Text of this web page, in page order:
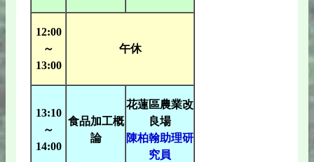
12:00
～
13:00
午休
13:10
～
14:00
食品加工概
論
花蓮區農業改
良場
陳柏翰助理研
究員